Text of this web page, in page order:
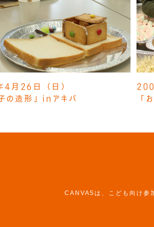
4月26日（日）
の造形」inアキバ
「
CANVASは、こども向け参